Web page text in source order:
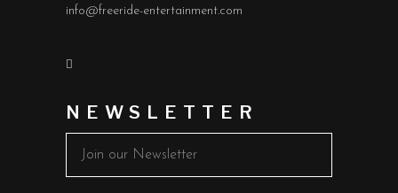
info@freeride-entertainment.com
NEWSLETTER